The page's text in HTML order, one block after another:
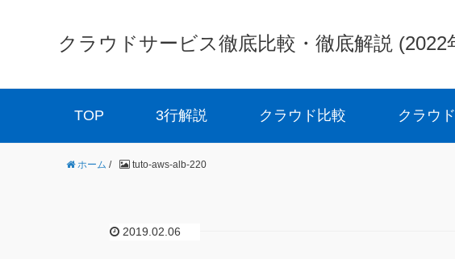
クラウドサービス徹底比較・徹底解説 (2022
TOP 3行解説 クラウド比較 クラウ
ホーム / tuto-aws-alb-220
2019.02.06